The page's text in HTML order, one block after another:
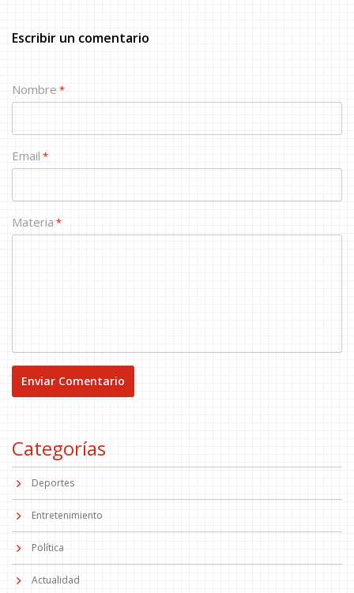
Escribir un comentario
Nombre *
Email *
Materia *
Categorías
Deportes
Entretenimiento
Política
Actualidad